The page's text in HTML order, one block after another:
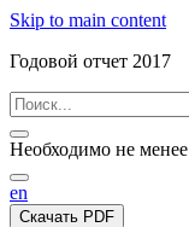
Skip to main content
Годовой отчет 2017
Необходимо не
en
Скачать PDF